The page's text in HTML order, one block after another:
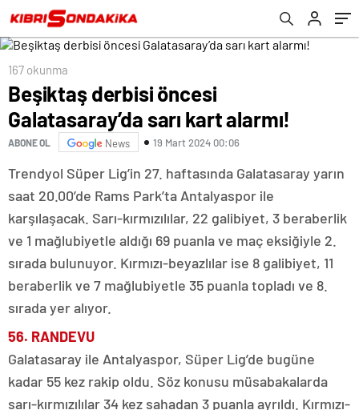
167 okunma
Beşiktaş derbisi öncesi
Galatasaray’da sarı kart alarmı!
ABONE OL News 19 Mart 2024 00:06
Trendyol Süper Lig’in 27. haftasında Galatasaray yarın
saat 20.00’de Rams Park’ta Antalyaspor ile
karşılaşacak. Sarı-kırmızılılar, 22 galibiyet, 3 beraberlik
ve 1 mağlubiyetle aldığı 69 puanla ve maç eksiğiyle 2.
sırada bulunuyor. Kırmızı-beyazlılar ise 8 galibiyet, 11
beraberlik ve 7 mağlubiyetle 35 puanla topladı ve 8.
sırada yer alıyor.
56. RANDEVU
Galatasaray ile Antalyaspor, Süper Lig’de bugüne
kadar 55 kez rakip oldu. Söz konusu müsabakalarda
sarı-kırmızılılar 34 kez sahadan 3 puanla ayrıldı. Kırmızı-